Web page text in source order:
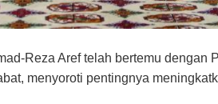
Reza Aref telah bertemu dengan
menyoroti pentingnya